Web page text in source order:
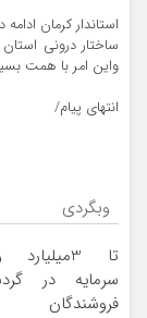
ساختار درونی
واین امر با همت
انتهای پیام/
وبگردی
تا 3میلیارد
سرمایه در
فروشندگان